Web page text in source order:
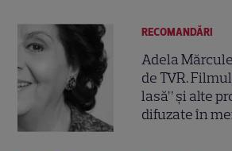
RECOMANDĂRI
Adela
de TVR.
lasă” și alte
difuzate în